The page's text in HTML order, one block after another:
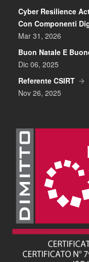
Cyber Resilience
Con Componenti
Mar 31, 2026
Buon Natale E
Dic 06, 2025
Referente CSIRT
Nov 26, 2025